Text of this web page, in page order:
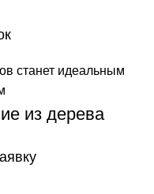
станет идеальным
из дерева